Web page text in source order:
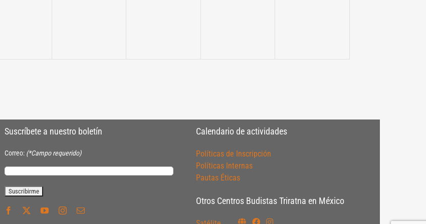
Suscríbete a nuestro boletín
Correo: (*Campo requerido)
Calendario de actividades
Políticas de Inscripción
Políticas Internas
Pautas Éticas
Otros Centros Budistas Triratna en México